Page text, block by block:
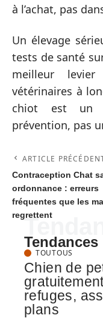
à l’achat, pas
Un élevage
tests de santé
meilleur
vétérinaires à
chiot est un
prévention, pas
ARTICLE
Contraception Chat
ordonnance : erreurs
fréquentes que les
regrettent
Tendances
TOUTOUS
Chien de
refuges,
plans